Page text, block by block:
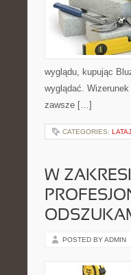
wyglądu, kupując
wyglądać.
zawsze […]
CATEGORIES:
W
POSTED BY ADMIN